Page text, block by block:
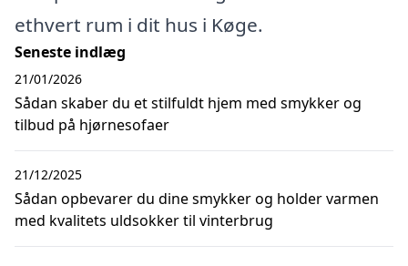
ethvert rum i dit hus i Køge.
Seneste indlæg
Sådan skaber du et stilfuldt hjem med smykker og
tilbud på hjørnesofaer
21/01/2026
Sådan opbevarer du dine smykker og holder varmen
med kvalitets uldsokker til vinterbrug
21/12/2025